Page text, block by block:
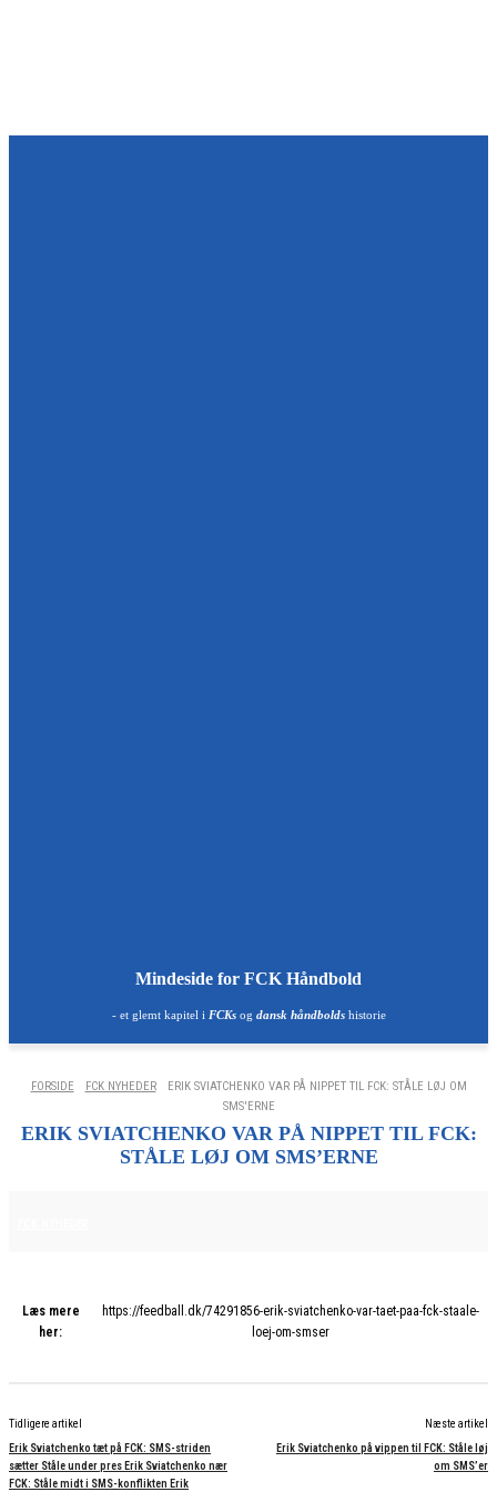
Mindeside for FCK Håndbold
- et glemt kapitel i FCKsog dansk håndboldshistorie
FORSIDE FCK NYHEDER
ERIK SVIATCHENKO VAR PÅ NIPPET TIL FCK: STÅLE LØJ OM
SMS'ERNE
ERIK SVIATCHENKO VAR PÅ NIPPET TIL FCK:
STÅLE LØJ OM SMS’ERNE
Læs mere
her:
https://feedball.dk/74291856-erik-sviatchenko-var-taet-paa-fck-staale-
loej-om-smser
Tidligere artikel
Erik Sviatchenko tæt på FCK: SMS-striden
sætter Ståle under pres Erik Sviatchenko nær
FCK: Ståle midt i SMS-konflikten Erik
Næste artikel
Erik Sviatchenko på vippen til FCK: Ståle løj
om SMS’er